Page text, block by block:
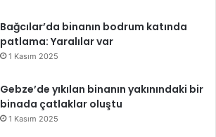
Bağcılar’da binanın bodrum katında
patlama: Yaralılar var
1 Kasım 2025
Gebze’de yıkılan binanın yakınındaki bir
binada çatlaklar oluştu
1 Kasım 2025